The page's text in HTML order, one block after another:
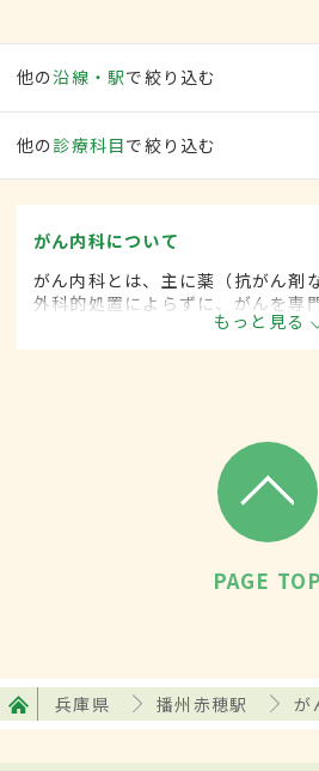
他の沿線・駅で絞り込む
他の 診療科目で絞り込む
がん内科について
がん内科とは、主に薬（抗がん剤
外科的処置によらずに、がんを専
もっと見る
PAGE TOP
兵庫県 播州赤穂駅 が